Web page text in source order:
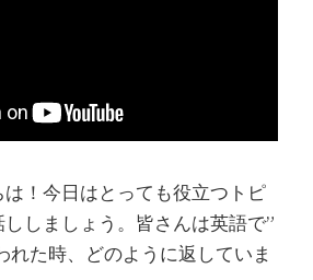
！今日はとっても役立つトピ
しましょう。皆さんは英語で”
れた時、どのように返していま